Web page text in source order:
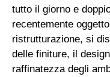
tutto il giorno e
recentemente
ristrutturazione, si
delle finiture, il
raffinatezza degli